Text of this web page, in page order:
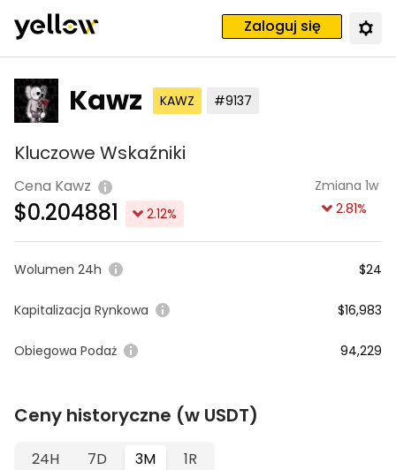
Zaloguj się
Kawz KAWZ #9137
Kluczowe Wskaźniki
Cena Kawz
$0.204881 2.12%
Zmiana 1w
2.81%
Wolumen 24h $24
Kapitalizacja Rynkowa $16,983
Obiegowa Podaż 94,229
Ceny historyczne (w USDT)
24H 7D 3M 1R